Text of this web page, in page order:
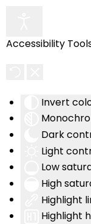
Accessibility
Invert
Dark
Light
Low
High
Highlight
Highlight